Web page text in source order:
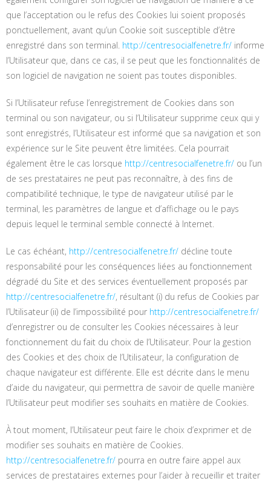
que l’acceptation ou le refus des Cookies lui soient proposés
ponctuellement, avant qu’un Cookie soit susceptible d’être
enregistré dans son terminal. http://centresocialfenetre.fr/ informe
l’Utilisateur que, dans ce cas, il se peut que les fonctionnalités de
son logiciel de navigation ne soient pas toutes disponibles.
Si l’Utilisateur refuse l’enregistrement de Cookies dans son
terminal ou son navigateur, ou si l’Utilisateur supprime ceux qui y
sont enregistrés, l’Utilisateur est informé que sa navigation et son
expérience sur le Site peuvent être limitées. Cela pourrait
également être le cas lorsque http://centresocialfenetre.fr/ ou l’un
de ses prestataires ne peut pas reconnaître, à des fins de
compatibilité technique, le type de navigateur utilisé par le
terminal, les paramètres de langue et d’affichage ou le pays
depuis lequel le terminal semble connecté à Internet.
Le cas échéant, http://centresocialfenetre.fr/ décline toute
responsabilité pour les conséquences liées au fonctionnement
dégradé du Site et des services éventuellement proposés par
http://centresocialfenetre.fr/, résultant (i) du refus de Cookies par
l’Utilisateur (ii) de l’impossibilité pour http://centresocialfenetre.fr/
d’enregistrer ou de consulter les Cookies nécessaires à leur
fonctionnement du fait du choix de l’Utilisateur. Pour la gestion
des Cookies et des choix de l’Utilisateur, la configuration de
chaque navigateur est différente. Elle est décrite dans le menu
d’aide du navigateur, qui permettra de savoir de quelle manière
l’Utilisateur peut modifier ses souhaits en matière de Cookies.
À tout moment, l’Utilisateur peut faire le choix d’exprimer et de
modifier ses souhaits en matière de Cookies.
http://centresocialfenetre.fr/ pourra en outre faire appel aux
services de prestataires externes pour l’aider à recueillir et traiter